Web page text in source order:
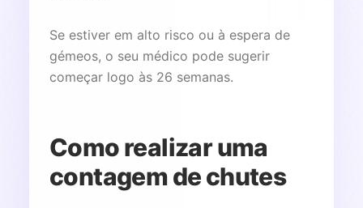
Se estiver em alto risco ou à espera de
gémeos, o seu médico pode sugerir
começar logo às 26 semanas.
Como realizar uma
contagem de chutes